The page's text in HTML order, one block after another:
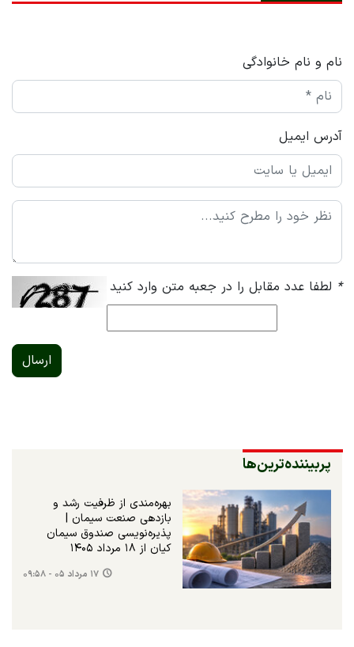
نام و نام خانوادگی
آدرس ایمیل
* لطفا عدد مقابل را در جعبه متن وارد کنید
ارسال
پربیننده‌ترین‌ها
بهره‌مندی از ظرفیت رشد و
بازدهی صنعت سیمان |
پذیره‌نویسی صندوق سیمان
کیان از ۱۸ مرداد ۱۴۰۵
۱۷ مرداد ۰۵ - ۰۹:۵۸